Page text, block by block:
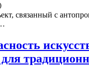
связанный с